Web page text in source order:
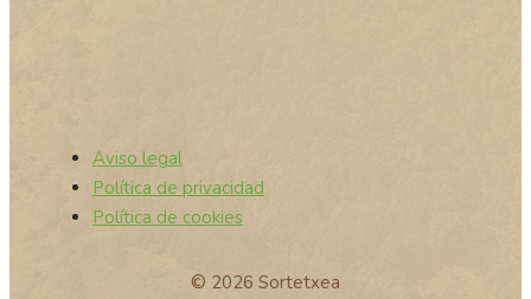
© 2026 Sortetxea
Aviso legal
Política de privacidad
Política de cookies